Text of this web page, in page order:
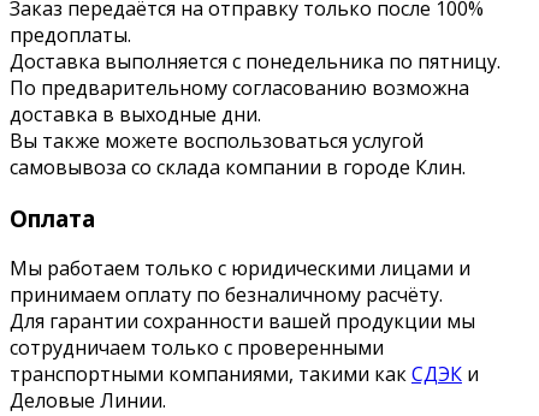
Заказ передаётся на отправку только после 100%
предоплаты.
Доставка выполняется с понедельника по пятницу.
По предварительному согласованию возможна
доставка в выходные дни.
Вы также можете воспользоваться услугой
самовывоза со склада компании в городе Клин.
Оплата
Мы работаем только с юридическими лицами и
принимаем оплату по безналичному расчёту.
Для гарантии сохранности вашей продукции мы
сотрудничаем только с проверенными
транспортными компаниями, такими какСДЭК и
Деловые Линии.